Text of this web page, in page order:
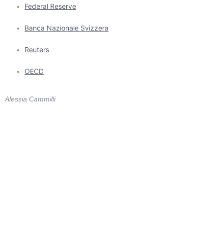
Federal Reserve
Banca Nazionale Svizzera
Reuters
OECD
Alessia Cammilli